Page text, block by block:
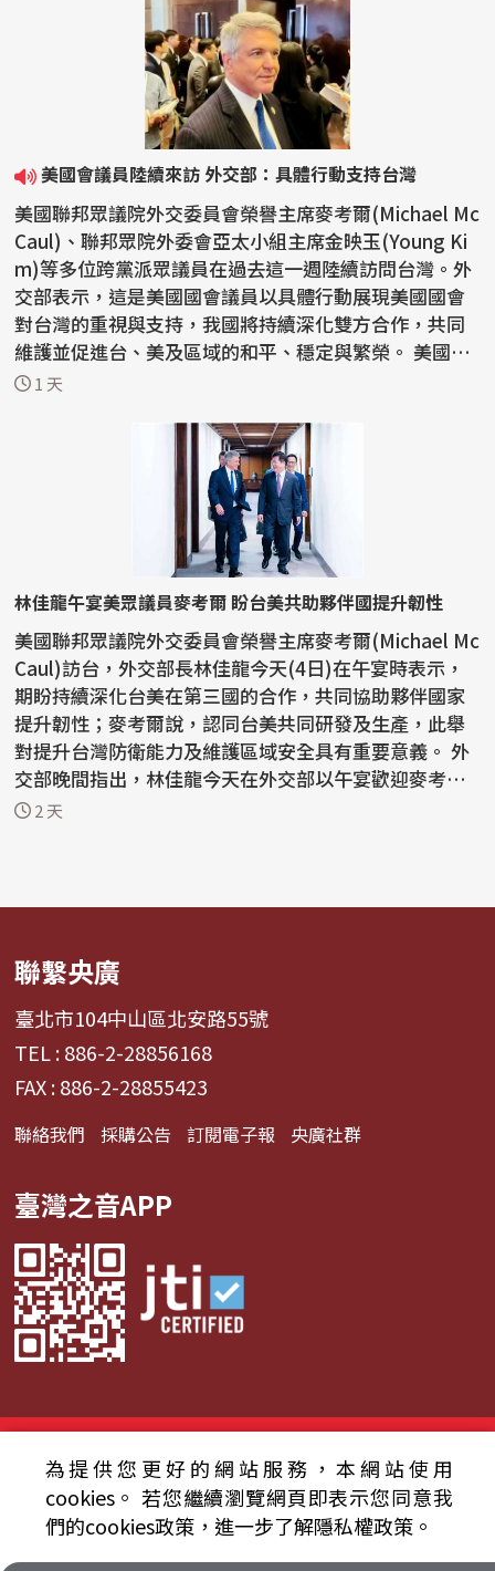
美國會議員陸續來訪 外交部：具體行動支持台灣
美國聯邦眾議院外交委員會榮譽主席麥考爾(Michael Mc
Caul)、聯邦眾院外委會亞太小組主席金映玉(Young Ki
m)等多位跨黨派眾議員在過去這一週陸續訪問台灣。外
交部表示，這是美國國會議員以具體行動展現美國國會
對台灣的重視與支持，我國將持續深化雙方合作，共同
維護並促進台、美及區域的和平、穩定與繁榮。 美國聯
邦眾...
1 天
林佳龍午宴美眾議員麥考爾 盼台美共助夥伴國提升韌性
美國聯邦眾議院外交委員會榮譽主席麥考爾(Michael Mc
Caul)訪台，外交部長林佳龍今天(4日)在午宴時表示，
期盼持續深化台美在第三國的合作，共同協助夥伴國家
提升韌性；麥考爾說，認同台美共同研發及生產，此舉
對提升台灣防衛能力及維護區域安全具有重要意義。 外
交部晚間指出，林佳龍今天在外交部以午宴歡迎麥考
爾，雙...
2 天
聯繫央廣
臺北市104中山區北安路55號
TEL : 886-2-28856168
FAX : 886-2-28855423
聯絡我們 採購公告 訂閱電子報 央廣社群
臺灣之音APP
© 2024財團法人中央廣播電臺 版權所有
資通安全政策聲明
服務條款 隱私權條款
為提供您更好的網站服務，本網站使用
cookies。 若您繼續瀏覽網頁即表示您同意我
們的cookies政策，進一步了解隱私權政策。